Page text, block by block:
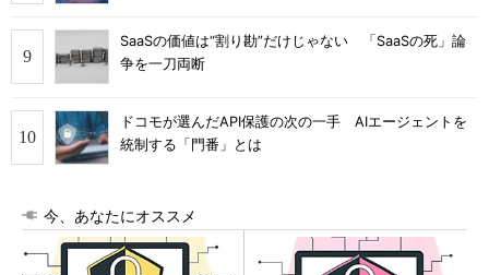
SaaSの価値は“割り勘”だけじゃない 「SaaSの死」論
争を一刀両断
ドコモが選んだAPI保護の次の一手 AIエージェントを
統制する「門番」とは
今、あなたにオススメ